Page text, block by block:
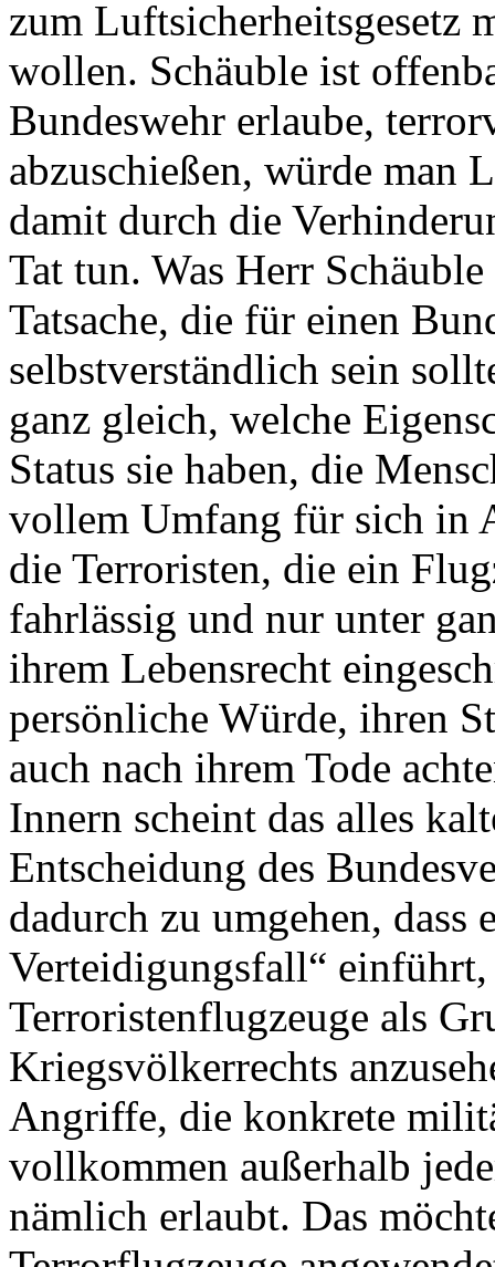
zum Luftsicherheitsgesetz
wollen. Schäuble ist
Bundeswehr erlaube,
abzuschießen, würde man
damit durch die
Tat tun. Was Herr
Tatsache, die für einen
selbstverständlich sein
ganz gleich, welche
Status sie haben, die
vollem Umfang für sich in
die Terroristen, die ein
fahrlässig und nur unter
ihrem Lebensrecht
persönliche Würde, ihren
auch nach ihrem Tode
Innern scheint das alles
Entscheidung des
dadurch zu umgehen, dass
Verteidigungsfall“
Terroristenflugzeuge als
Kriegsvölkerrechts
Angriffe, die konkrete
vollkommen außerhalb
nämlich erlaubt. Das